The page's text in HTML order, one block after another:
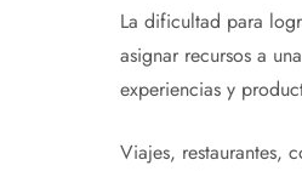
La dificultad para
asignar recursos a
experiencias y
Viajes, restaurantes,